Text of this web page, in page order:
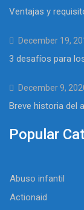
Ventajas y
December 19,
3 desafíos para
December 9,
Breve historia del
Popular
Abuso infantil
Actionaid